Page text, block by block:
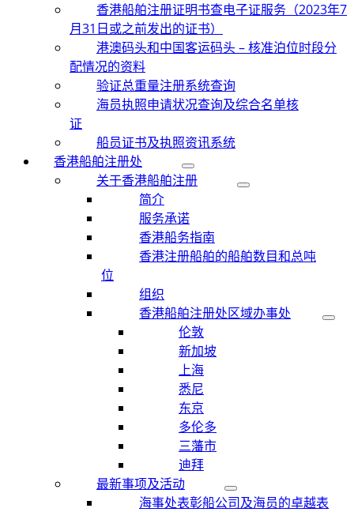
香港船舶注册证明书查电子证服务（2023年7
月31日或之前发出的证书）
港澳码头和中国客运码头 – 核准泊位时段分
配情况的资料
验证总重量注册系统查询
海员执照申请状况查询及综合名单核
证
船员证书及执照资讯系统
香港船舶注册处
关于香港船舶注册
简介
服务承诺
香港船务指南
香港注册船舶的船舶数目和总吨
位
组织
香港船舶注册处区域办事处
伦敦
新加坡
上海
悉尼
东京
多伦多
三藩市
迪拜
最新事项及活动
海事处表彰船公司及海员的卓越表